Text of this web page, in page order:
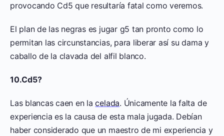
provocando Cd5 que resultaría fatal como veremos.
El plan de las negras es jugar g5 tan pronto como lo
permitan las circunstancias, para liberar así su dama y
caballo de la clavada del alfil blanco.
10.Cd5?
Las blancas caen en lacelada. Únicamente la falta de
experiencia es la causa de esta mala jugada. Debían
haber considerado que un maestro de mi experiencia y